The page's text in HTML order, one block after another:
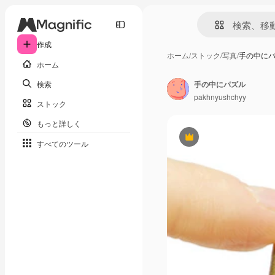
作成
ホーム
検索
ストック
もっと詳しく
すべてのツール
ホーム/ストック/写真/手の中に
Premium
手の中にパズル
pakhnyushchyy